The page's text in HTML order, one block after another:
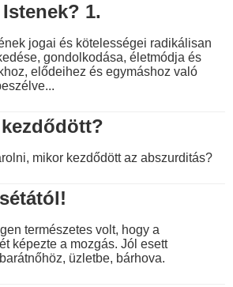
1.
jogai és kötelességei radikálisan
gondolkodása, életmódja és
elődeihez és egymáshoz való
mikor kezdődött az abszurditás?
természetes volt, hogy a
képezte a mozgás. Jól esett
üzletbe, bárhova.